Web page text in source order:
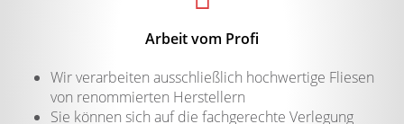
Arbeit vom Profi
Wir verarbeiten ausschließlich hochwertige Fliesen
von renommierten Herstellern
Sie können sich auf die fachgerechte Verlegung